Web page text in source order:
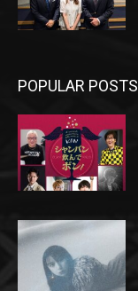
POPULAR POSTS